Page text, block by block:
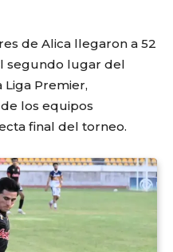
de Alica llegaron a 52
segundo lugar del
Liga Premier,
los equipos
final del torneo.